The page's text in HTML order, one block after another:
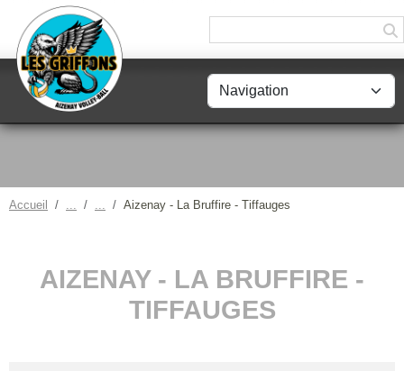
Accueil Aizenay - La Bruffire - Tiffauges
AIZENAY - LA BRUFFIRE -
TIFFAUGES
Panneau de gestion des cookies